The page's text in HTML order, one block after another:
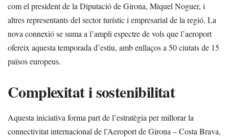
com el president de la Diputació de Girona, Miquel Noguer, i
altres representants del sector turístic i empresarial de la regió. La
nova connexió se suma a l’ampli espectre de vols que l’aeroport
ofereix aquesta temporada d’estiu, amb enllaços a 50 ciutats de 15
països europeus.
Complexitat i sostenibilitat
Aquesta iniciativa forma part de l’estratègia per millorar la
connectivitat internacional de l’Aeroport de Girona – Costa Brava,